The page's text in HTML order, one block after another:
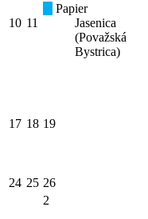
10 11
Papier
Jasenica
(Považská
Bystrica)
17 18 19
24 25 26
2